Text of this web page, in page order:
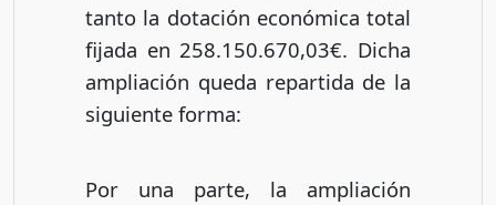
tanto la dotación económica total
fijada en 258.150.670,03€. Dicha
ampliación queda repartida de la
siguiente forma:
Por una parte, la ampliación